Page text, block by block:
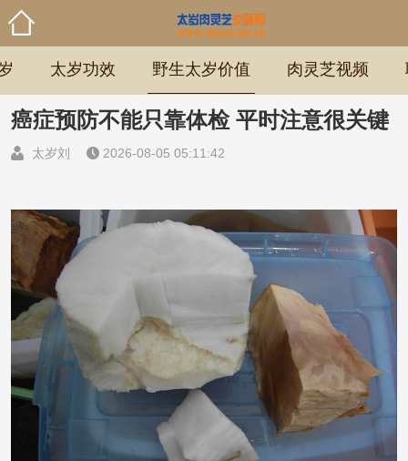
太岁功效 野生太岁价值 肉灵芝视频
癌症预防不能只靠体检 平时注意很关键
太岁刘 2026-08-05 05:11:42